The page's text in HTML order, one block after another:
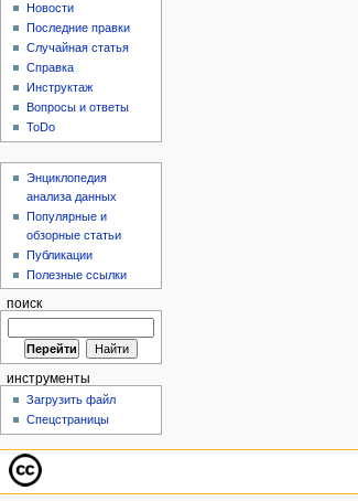
Новости
Последние правки
Случайная статья
Справка
Инструктаж
Вопросы и ответы
ToDo
Энциклопедия
анализа данных
Популярные и
обзорные статьи
Публикации
Полезные ссылки
поиск
инструменты
Загрузить файл
Спецстраницы